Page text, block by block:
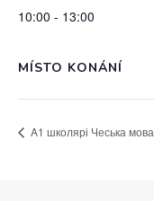
10:00 - 13:00
MÍSTO KONÁNÍ
A1 школярі Чеська мова